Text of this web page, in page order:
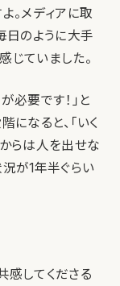
。メディアに取
日のように大手
じていました。
必要です！」と
になると、「いく
らは人を出せな
況が1年半ぐらい
感してくださる